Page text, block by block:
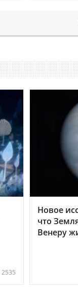
2535
Новое
что
Венеру